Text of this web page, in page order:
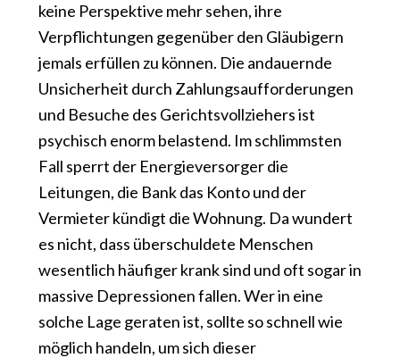
keine Perspektive mehr sehen, ihre
Verpflichtungen gegenüber den Gläubigern
jemals erfüllen zu können. Die andauernde
Unsicherheit durch Zahlungsaufforderungen
und Besuche des Gerichtsvollziehers ist
psychisch enorm belastend. Im schlimmsten
Fall sperrt der Energieversorger die
Leitungen, die Bank das Konto und der
Vermieter kündigt die Wohnung. Da wundert
es nicht, dass überschuldete Menschen
wesentlich häufiger krank sind und oft sogar in
massive Depressionen fallen. Wer in eine
solche Lage geraten ist, sollte so schnell wie
möglich handeln, um sich dieser